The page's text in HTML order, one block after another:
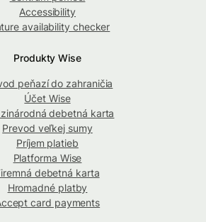
Accessibility
availability checker
Produkty Wise
peňazí do zahraničia
Účet Wise
debetná karta
Prevod veľkej sumy
Príjem platieb
Platforma Wise
debetná karta
Hromadné platby
card payments